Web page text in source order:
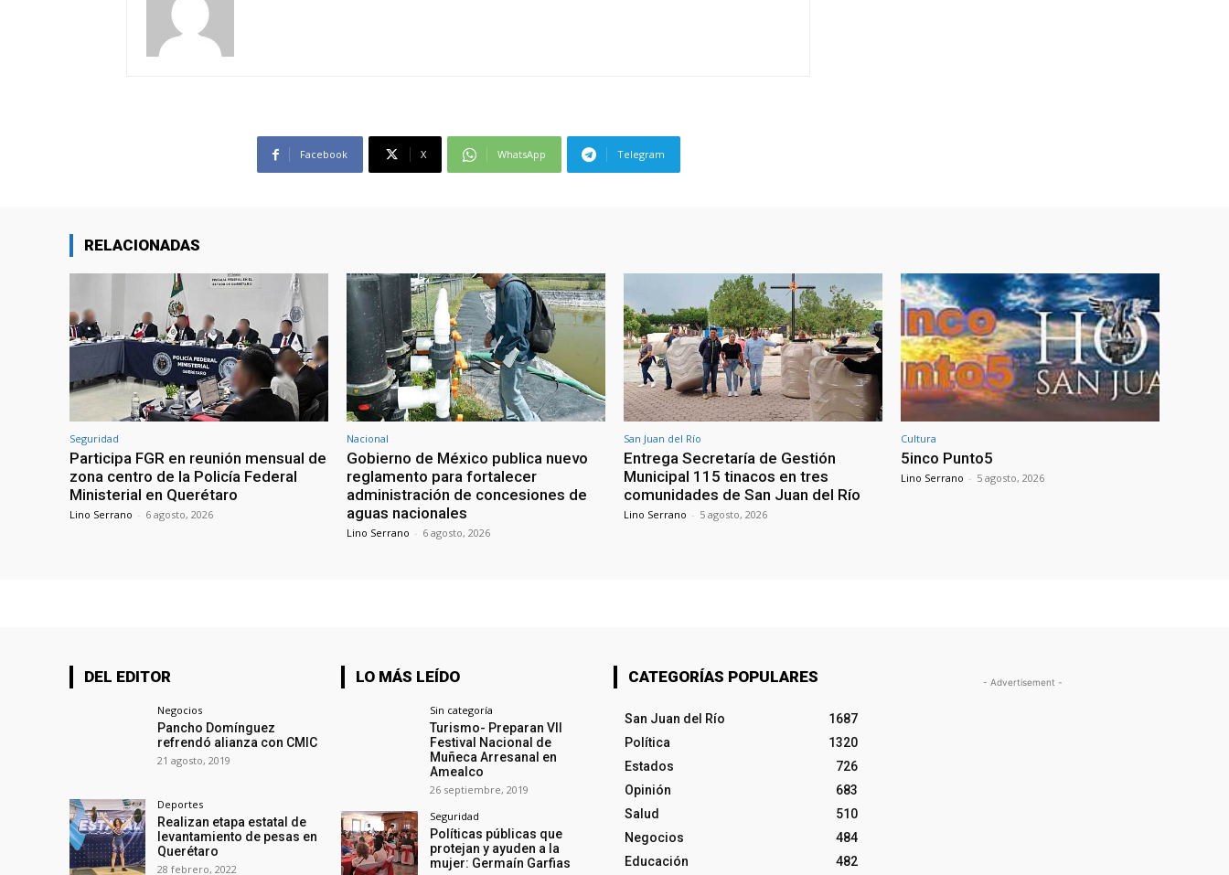
Facebook X WhatsApp Telegram
RELACIONADAS
Seguridad
Participa FGR en reunión mensual de
zona centro de la Policía Federal
Ministerial en Querétaro
Lino Serrano - 6 agosto, 2026
Nacional
Gobierno de México publica nuevo
reglamento para fortalecer
administración de concesiones de
aguas nacionales
Lino Serrano - 6 agosto, 2026
San Juan del Río
Entrega Secretaría de Gestión
Municipal 115 tinacos en tres
comunidades de San Juan del Río
Lino Serrano - 5 agosto, 2026
Cultura
5inco Punto5
Lino Serrano - 5 agosto, 2026
DEL EDITOR
Negocios
Pancho Domínguez
refrendó alianza con CMIC
21 agosto, 2019
Deportes
Realizan etapa estatal de
levantamiento de pesas en
Querétaro
28 febrero, 2022
LO MÁS LEÍDO
Sin categoría
Turismo- Preparan VII
Festival Nacional de
Muñeca Arresanal en
Amealco
26 septiembre, 2019
Seguridad
Políticas públicas que
protejan y ayuden a la
mujer: Germaín Garfias
CATEGORÍAS POPULARES
San Juan del Río
1687
Política
1320
Estados
726
Opinión
683
Salud
510
Negocios
484
Educación
482
- Advertisement -